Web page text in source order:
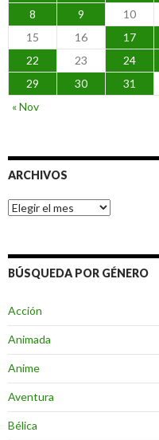
8
9 10
15
16 17
22
23 24
29
30
31
« Nov
ARCHIVOS
Archivos
BÚSQUEDA POR GÉNERO
Acción
Animada
Anime
Aventura
Bélica